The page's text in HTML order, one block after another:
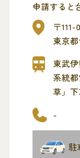
申請すると
利用いただ
〒111-
東京
東武
系統
草」
-
駐